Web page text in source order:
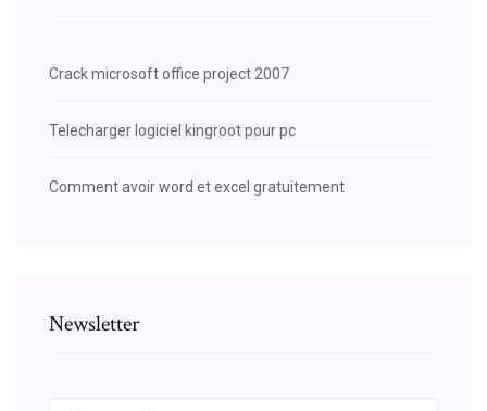
Crack microsoft office project 2007
Telecharger logiciel kingroot pour pc
Comment avoir word et excel gratuitement
Newsletter